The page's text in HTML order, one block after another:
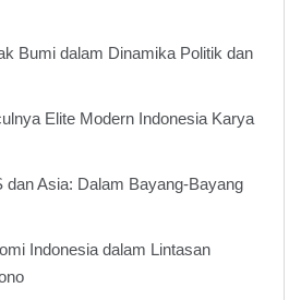
Bumi dalam Dinamika Politik dan
Elite Modern Indonesia Karya
dan Asia: Dalam Bayang-Bayang
Indonesia dalam Lintasan